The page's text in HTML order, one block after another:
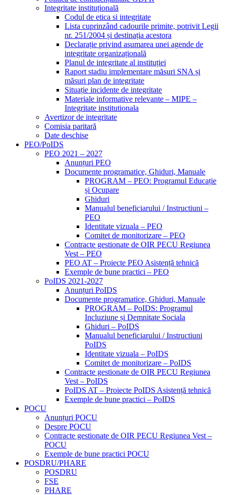
Integritate instituțională
Codul de etica si integritate
Lista cuprinzând cadourile primite, potrivit Legii
nr. 251/2004 și destinația acestora
Declarație privind asumarea unei agende de
integritate organizațională
Planul de integritate al instituției
Raport stadiu implementare măsuri SNA și
măsuri plan de integritate
Situație incidente de integritate
Materiale informative relevante – MIPE –
Integritate institutionala
Avertizor de integritate
Comisia paritară
Date deschise
PEO/PoIDS
PEO 2021 – 2027
Anunțuri PEO
Documente programatice, Ghiduri, Manuale
PROGRAM – PEO: Programul Educație
și Ocupare
Ghiduri
Manualul beneficiarului / Instructiuni –
PEO
Identitate vizuala – PEO
Comitet de monitorizare – PEO
Contracte gestionate de OIR PECU Regiunea
Vest – PEO
PEO AT – Proiecte PEO Asistență tehnică
Exemple de bune practici – PEO
PoIDS 2021-2027
Anunțuri PoIDS
Documente programatice, Ghiduri, Manuale
PROGRAM – PoIDS: Programul
Incluziune și Demnitate Sociala
Ghiduri – PoIDS
Manualul beneficiarului / Instructiuni
PoIDS
Identitate vizuala – PoIDS
Comitet de monitorizare – PoIDS
Contracte gestionate de OIR PECU Regiunea
Vest – PoIDS
PoIDS AT – Proiecte PoIDS Asistență tehnică
Exemple de bune practici – PoIDS
POCU
Anunțuri POCU
Despre POCU
Contracte gestionate de OIR PECU Regiunea Vest –
POCU
Exemple de bune practici POCU
POSDRU/PHARE
POSDRU
FSE
PHARE